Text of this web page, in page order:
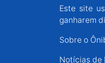
Este site
ganharem
Sobre o
Notícias de